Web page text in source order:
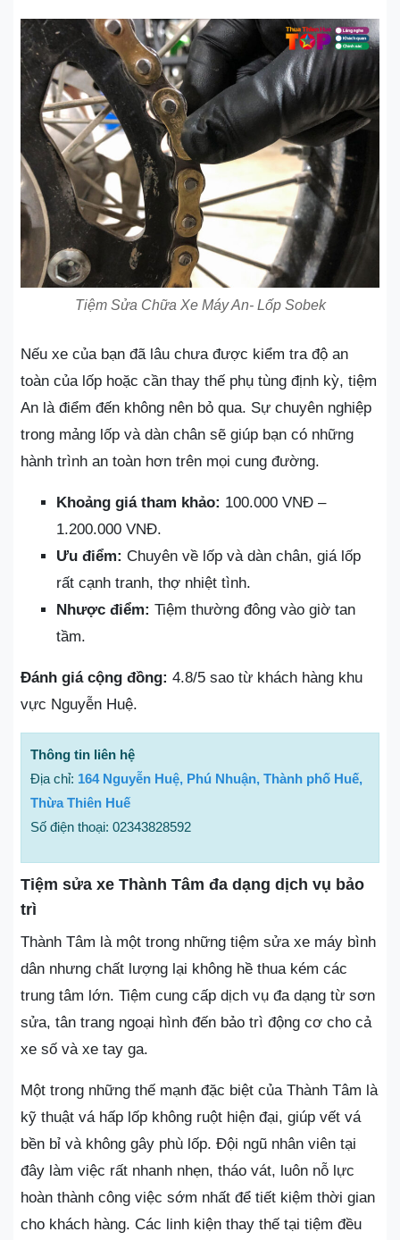
Tiệm Sửa Chữa Xe Máy An- Lốp Sobek
Nếu xe của bạn đã lâu chưa được kiểm tra độ an
toàn của lốp hoặc cần thay thế phụ tùng định kỳ, tiệm
An là điểm đến không nên bỏ qua. Sự chuyên nghiệp
trong mảng lốp và dàn chân sẽ giúp bạn có những
hành trình an toàn hơn trên mọi cung đường.
Khoảng giá tham khảo: 100.000 VNĐ –
1.200.000 VNĐ.
Ưu điểm: Chuyên về lốp và dàn chân, giá lốp
rất cạnh tranh, thợ nhiệt tình.
Nhược điểm: Tiệm thường đông vào giờ tan
tầm.
Đánh giá cộng đồng: 4.8/5 sao từ khách hàng khu
vực Nguyễn Huệ.
Thông tin liên hệ
Địa chỉ: 164 Nguyễn Huệ, Phú Nhuận, Thành phố Huế,
Thừa Thiên Huế
Số điện thoại: 02343828592
Tiệm sửa xe Thành Tâm đa dạng dịch vụ bảo
trì
Thành Tâm là một trong những tiệm sửa xe máy bình
dân nhưng chất lượng lại không hề thua kém các
trung tâm lớn. Tiệm cung cấp dịch vụ đa dạng từ sơn
sửa, tân trang ngoại hình đến bảo trì động cơ cho cả
xe số và xe tay ga.
Một trong những thế mạnh đặc biệt của Thành Tâm là
kỹ thuật vá hấp lốp không ruột hiện đại, giúp vết vá
bền bỉ và không gây phù lốp. Đội ngũ nhân viên tại
đây làm việc rất nhanh nhẹn, tháo vát, luôn nỗ lực
hoàn thành công việc sớm nhất để tiết kiệm thời gian
cho khách hàng. Các linh kiện thay thế tại tiệm đều